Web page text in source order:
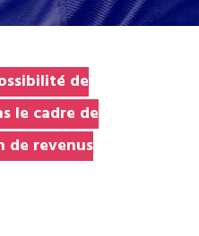
de
le cadre de
de revenus